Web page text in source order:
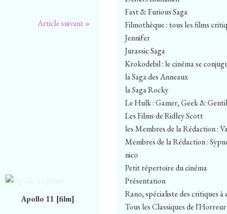
Article suivant »
Apollo 11 [film]
Fast & Furious Saga
Filmothèque : tous les films
Jennifer
Jurassic Saga
Krokodebil : le cinéma se
la Saga des Anneaux
la Saga Rocky
Le Hulk : Gamer, Geek &
Les Films de Ridley Scott
les Membres de la Rédaction :
Membres de la Rédaction :
nico
Petit répertoire du cinéma
Présentation
Rano, spécialiste des critiques à
Tous les Classiques de l'Horreur